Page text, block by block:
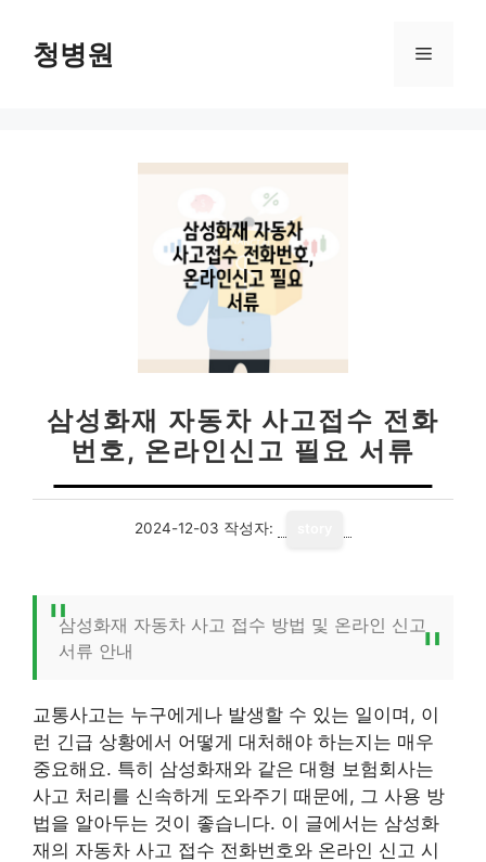
청병원 메
삼성화재 자동차 사고접수 전화
번호, 온라인신고 필요 서류
2024-12-03 작성자:
삼성화재 자동차 사고 접수 방법 및 온라인 신고
서류 안내
교통사고는 누구에게나 발생할 수 있는 일이며, 이
런 긴급 상황에서 어떻게 대처해야 하는지는 매우
중요해요. 특히 삼성화재와 같은 대형 보험회사는
사고 처리를 신속하게 도와주기 때문에, 그 사용 방
법을 알아두는 것이 좋습니다. 이 글에서는 삼성화
재의 자동차 사고 접수 전화번호와 온라인 신고 시